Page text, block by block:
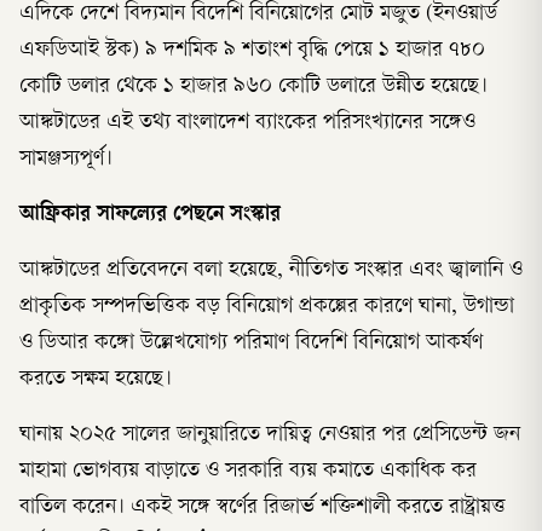
এদিকে দেশে বিদ্যমান বিদেশি বিনিয়োগের মোট মজুত (ইনওয়ার্ড
এফডিআই স্টক) ৯ দশমিক ৯ শতাংশ বৃদ্ধি পেয়ে ১ হাজার ৭৮০
কোটি ডলার থেকে ১ হাজার ৯৬০ কোটি ডলারে উন্নীত হয়েছে।
আঙ্কটাডের এই তথ্য বাংলাদেশ ব্যাংকের পরিসংখ্যানের সঙ্গেও
সামঞ্জস্যপূর্ণ।
আফ্রিকার সাফল্যের পেছনে সংস্কার
আঙ্কটাডের প্রতিবেদনে বলা হয়েছে, নীতিগত সংস্কার এবং জ্বালানি ও
প্রাকৃতিক সম্পদভিত্তিক বড় বিনিয়োগ প্রকল্পের কারণে ঘানা, উগান্ডা
ও ডিআর কঙ্গো উল্লেখযোগ্য পরিমাণ বিদেশি বিনিয়োগ আকর্ষণ
করতে সক্ষম হয়েছে।
ঘানায় ২০২৫ সালের জানুয়ারিতে দায়িত্ব নেওয়ার পর প্রেসিডেন্ট জন
মাহামা ভোগব্যয় বাড়াতে ও সরকারি ব্যয় কমাতে একাধিক কর
বাতিল করেন। একই সঙ্গে স্বর্ণের রিজার্ভ শক্তিশালী করতে রাষ্ট্রায়ত্ত